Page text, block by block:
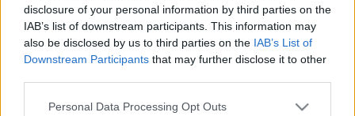
disclosure of your personal information by third parties on the
IAB’s list of downstream participants. This information may
also be disclosed by us to third parties on the IAB’s List of
Downstream Participants that may further disclose it to other
Please note that this website/app uses one or more Google
Personal Data Processing Opt Outs
Kedden tartották Mihail Hodorkovszkij és Platon
Lebegyev második perének záró ülését. Az oligarchát
és jobb kezét 218 millió tonna olaj elsikkasztásával
vádolják, az ügyészség újabb tizennégy év
börtönbüntetést kért a vádlottak ellen.